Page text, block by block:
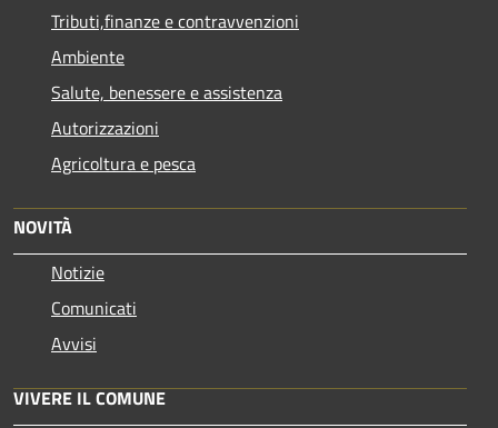
Tributi,finanze e contravvenzioni
Ambiente
Salute, benessere e assistenza
Autorizzazioni
Agricoltura e pesca
NOVITÀ
Notizie
Comunicati
Avvisi
VIVERE IL COMUNE